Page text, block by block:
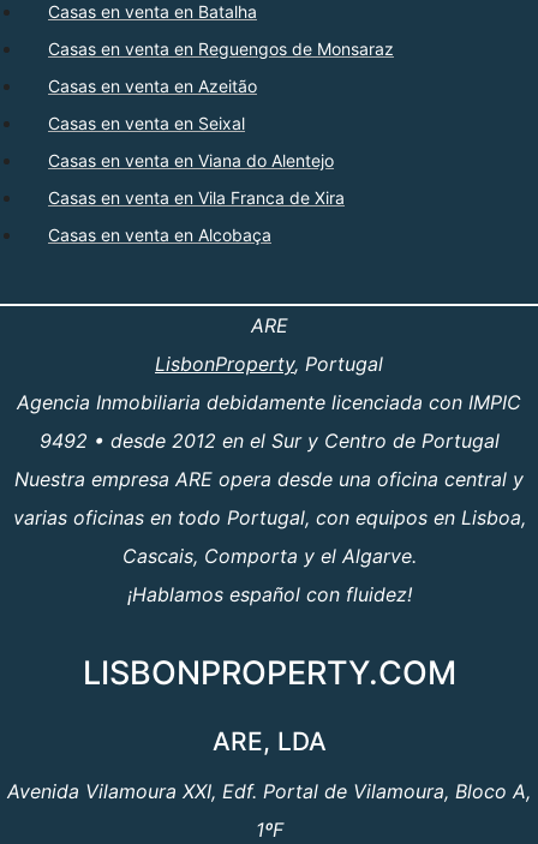
Casas en venta en Batalha
Casas en venta en Reguengos de Monsaraz
Casas en venta en Azeitão
Casas en venta en Seixal
Casas en venta en Viana do Alentejo
Casas en venta en Vila Franca de Xira
Casas en venta en Alcobaça
ARE
LisbonProperty, Portugal
Agencia Inmobiliaria debidamente licenciada con IMPIC
9492 • desde 2012 en el Sur y Centro de Portugal
Nuestra empresa ARE opera desde una oficina central y
varias oficinas en todo Portugal, con equipos en Lisboa,
Cascais, Comporta y el Algarve.
¡Hablamos español con fluidez!
LISBONPROPERTY.COM
ARE, LDA
Avenida Vilamoura XXI, Edf. Portal de Vilamoura, Bloco A,
1ºF